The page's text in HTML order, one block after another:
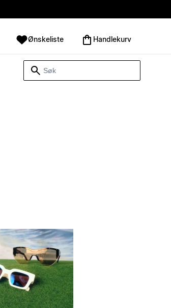
Ønskeliste Handlekurv